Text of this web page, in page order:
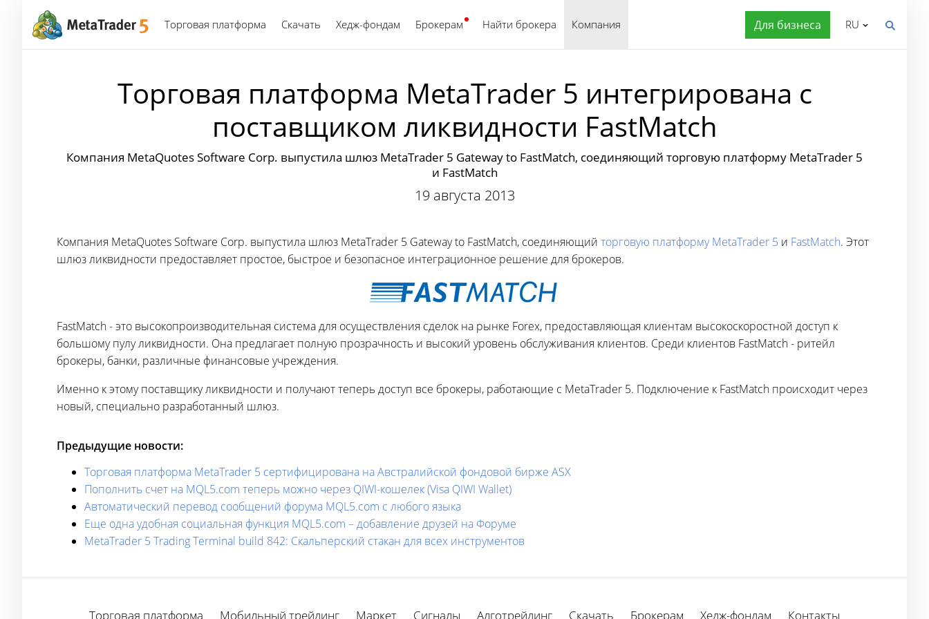
Торговая платформа Скачать Хедж-фондам Брокерам Найти брокера Компания Для бизнеса
Русский RU
Торговая платформа MetaTrader 5 интегрирована с
поставщиком ликвидности FastMatch
Компания MetaQuotes Software Corp. выпустила шлюз MetaTrader 5 Gateway to FastMatch, соединяющий торговую платформу MetaTrader 5
и FastMatch
19 августа 2013
Компания MetaQuotes Software Corp. выпустила шлюз MetaTrader 5 Gateway to FastMatch, соединяющий торговую платформу MetaTrader 5 и FastMatch. Этот
шлюз ликвидности предоставляет простое, быстрое и безопасное интеграционное решение для брокеров.
FastMatch - это высокопроизводительная система для осуществления сделок на рынке Forex, предоставляющая клиентам высокоскоростной доступ к
большому пулу ликвидности. Она предлагает полную прозрачность и высокий уровень обслуживания клиентов. Среди клиентов FastMatch - ритейл
брокеры, банки, различные финансовые учреждения.
Именно к этому поставщику ликвидности и получают теперь доступ все брокеры, работающие с MetaTrader 5. Подключение к FastMatch происходит через
новый, специально разработанный шлюз.
Предыдущие новости:
Торговая платформа MetaTrader 5 сертифицирована на Австралийской фондовой бирже ASX
Пополнить счет на MQL5.com теперь можно через QIWI-кошелек (Visa QIWI Wallet)
Автоматический перевод сообщений форума MQL5.com с любого языка
Еще одна удобная социальная функция MQL5.com – добавление друзей на Форуме
MetaTrader 5 Trading Terminal build 842: Скальперский стакан для всех инструментов
Торговая платформа Мобильный трейдинг Маркет Сигналы Алготрейдинг Скачать Брокерам Хедж-фондам Контакты